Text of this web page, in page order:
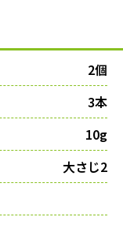
2個
3本
10g
大さじ2